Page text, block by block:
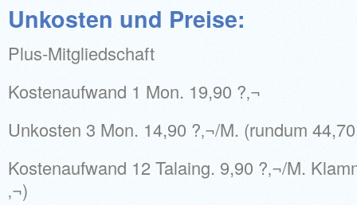
Unkosten und Preise:
Plus-Mitgliedschaft
Kostenaufwand 1 Mon. 19,90 ?‚¬
Unkosten 3 Mon. 14,90 ?‚¬/M. (rundum
Kostenaufwand 12 Talaing. 9,90 ?‚¬/M.
‚¬)